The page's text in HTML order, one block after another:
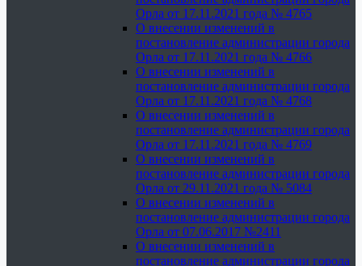
Орла от 17.11.2021 года № 4765
О внесении изменений в
постановление администрации города
Орла от 17.11.2021 года № 4766
О внесении изменений в
постановление администрации города
Орла от 17.11.2021 года № 4768
О внесении изменений в
постановление администрации города
Орла от 17.11.2021 года № 4769
О внесении изменений в
постановление администрации города
Орла от 29.11.2021 года № 5084
О внесении изменений в
постановление администрации города
Орла от 07.06.2017 №2411
О внесении изменений в
постановление администрации города